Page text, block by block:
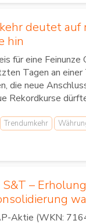
deutet auf
hin
für eine Feinunze
Tagen an einer
die neue
Rekordkurse
Trendumkehr
–
Aktie (WKN: